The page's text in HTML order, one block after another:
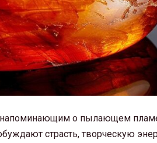
о пылающем
страсть, творческую